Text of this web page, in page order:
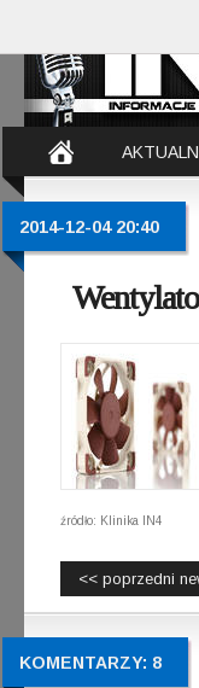
2014-12-04 20:40
źródło: Klinika IN4
<< poprzedni
KOMENTARZY: 8